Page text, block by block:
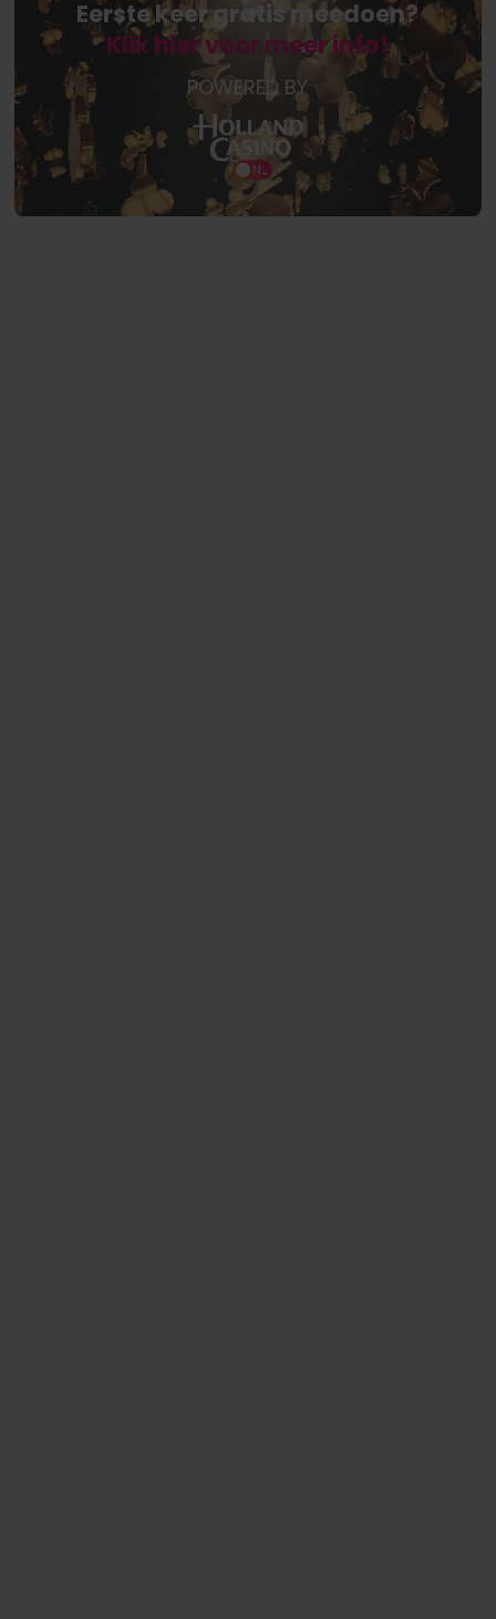
Eerste keer gratis meedoen?
Klik hier voor meer info!
POWERED BY